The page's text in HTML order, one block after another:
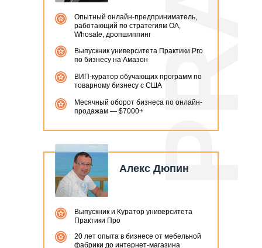
Опытный онлайн-предприниматель,
работающий по стратегиям OA,
Whosale, дропшиппинг
Выпускник университета Практики Pro
по бизнесу на Амазон
ВИП-куратор обучающих программ по
товарному бизнесу с США
Месячный оборот бизнеса по онлайн-
продажам — $7000+
Алекс Дюпин
Выпускник и Куратор университета
Практики Про
20 лет опыта в бизнесе от мебельной
фабрики до интернет-магазина